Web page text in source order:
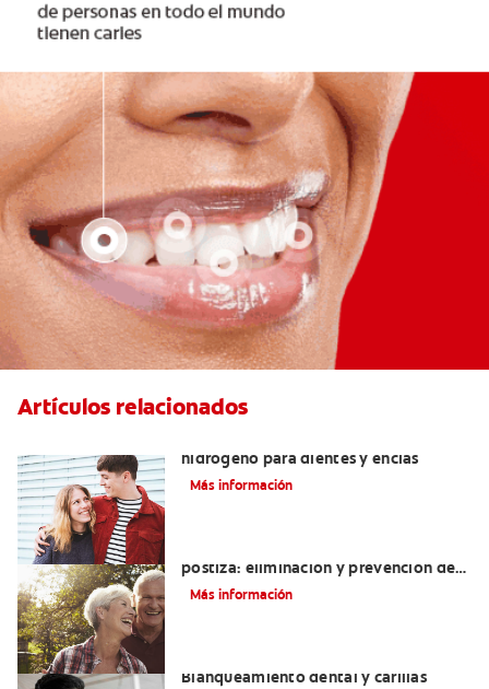
Artículos relacionados
hidrógeno para dientes y encías
Más información
postiza: eliminación y prevención de
manchas
Más información
Blanqueamiento dental y carillas